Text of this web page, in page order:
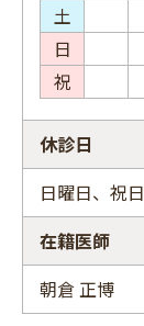
土
日
祝
休診日
日曜日、祝日
在籍医師
朝倉 正博